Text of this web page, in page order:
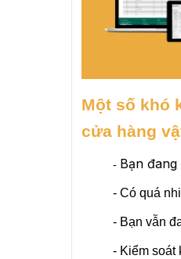
Một số khó
cửa hàng
- Bạn
- Có quá
- Bạn vẫn
- Kiểm soát